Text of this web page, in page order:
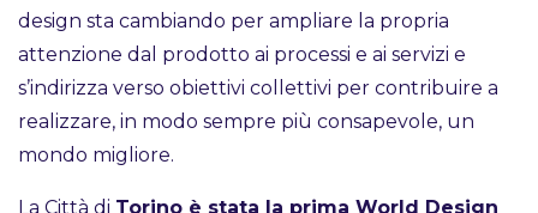
design sta cambiando per ampliare la propria
attenzione dal prodotto ai processi e ai servizi e
s’indirizza verso obiettivi collettivi per contribuire a
realizzare, in modo sempre più consapevole, un
mondo migliore.
La Città di Torino è stata la prima World Design